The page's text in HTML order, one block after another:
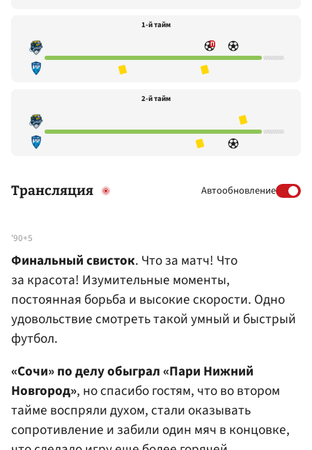
1-й тайм
2-й тайм
Трансляция Автообновление
'90+5
Финальный свисток. Что за матч! Что
за красота! Изумительные моменты,
постоянная борьба и высокие скорости. Одно
удовольствие смотреть такой умный и быстрый
футбол.
«Сочи» по делу обыграл «Пари Нижний
Новгород», но спасибо гостям, что во втором
тайме воспряли духом, стали оказывать
сопротивление и забили один мяч в концовке,